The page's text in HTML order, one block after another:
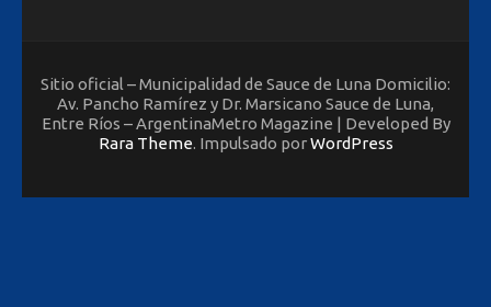
Sitio oficial – Municipalidad de Sauce de Luna Domicilio:
Av. Pancho Ramírez y Dr. Marsicano Sauce de Luna,
Entre Ríos – ArgentinaMetro Magazine | Developed By
Rara Theme. Impulsado porWordPress